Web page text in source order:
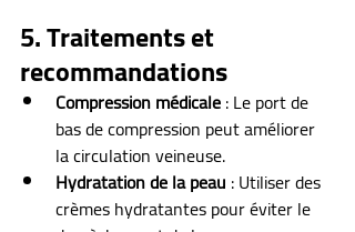
5. Traitements et
recommandations
Compression médicale : Le port de
bas de compression peut améliorer
la circulation veineuse.
Hydratation de la peau : Utiliser des
crèmes hydratantes pour éviter le